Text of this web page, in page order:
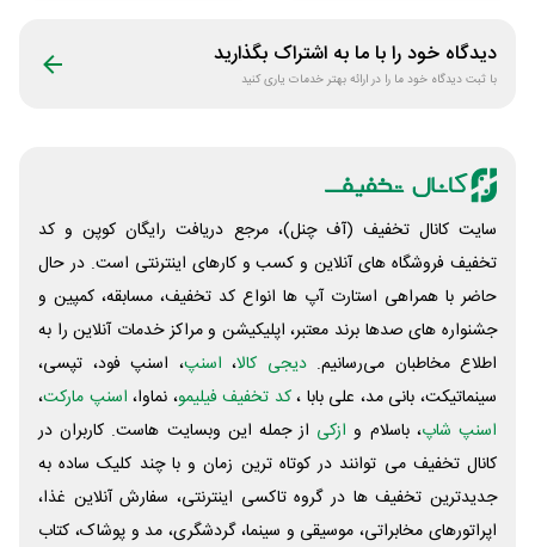
دیدگاه خود را با ما به اشتراک بگذارید
با ثبت دیدگاه خود ما را در ارائه بهتر خدمات یاری کنید
سایت کانال تخفیف (آف چنل)، مرجع دریافت رایگان کوپن و کد
تخفیف فروشگاه های آنلاین و کسب و‌ کارهای اینترنتی است. در حال
حاضر با همراهی استارت آپ ها انواع کد تخفیف، مسابقه، کمپین و
جشنواره های صدها برند معتبر، اپلیکیشن و مراکز خدمات آنلاین را به
اطلاع مخاطبان می‌رسانیم. دیجی کالا، اسنپ، اسنپ فود، تپسی،
سینماتیکت، بانی مد، علی‌ بابا ،کد تخفیف فیلیمو، نماوا، اسنپ مارکت،
اسنپ شاپ، باسلام و ازکی از جمله این وبسایت ‌هاست. کاربران در
کانال تخفیف می توانند در کوتاه ترین زمان و با چند کلیک ساده به
جدیدترین تخفیف ها در گروه تاکسی اینترنتی، سفارش آنلاین غذا،
اپراتورهای مخابراتی، موسیقی و سینما، گردشگری، مد و پوشاک، کتاب